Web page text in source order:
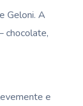
Geloni. A
chocolate,
e